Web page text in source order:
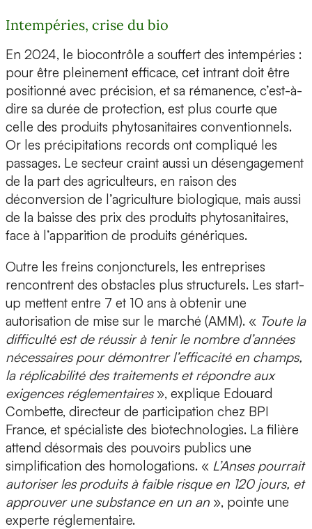
Intempéries, crise du bio
En 2024, le biocontrôle a souffert des intempéries :
pour être pleinement efficace, cet intrant doit être
positionné avec précision, et sa rémanence, c’est-à-
dire sa durée de protection, est plus courte que
celle des produits phytosanitaires conventionnels.
Or les précipitations records ont compliqué les
passages. Le secteur craint aussi un désengagement
de la part des agriculteurs, en raison des
déconversion de l’agriculture biologique, mais aussi
de la baisse des prix des produits phytosanitaires,
face à l’apparition de produits génériques.
Outre les freins conjoncturels, les entreprises
rencontrent des obstacles plus structurels. Les start-
up mettent entre 7 et 10 ans à obtenir une
autorisation de mise sur le marché (AMM). « Toute la
difficulté est de réussir à tenir le nombre d’années
nécessaires pour démontrer l’efficacité en champs,
la réplicabilité des traitements et répondre aux
exigences réglementaires», explique Edouard
Combette, directeur de participation chez BPI
France, et spécialiste des biotechnologies. La filière
attend désormais des pouvoirs publics une
simplification des homologations. « L’Anses pourrait
autoriser les produits à faible risque en 120 jours, et
approuver une substance en un an », pointe une
experte réglementaire.